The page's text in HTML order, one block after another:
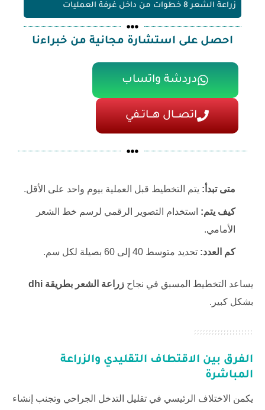
زراعة الشعر 8 خطوات من داخل غرفة العمليات
احصل على استشارة مجانية من خبراءنا
دردشة واتساب
اتصـــال هـــاتــفي
متى تبدأ: يتم التخطيط قبل العملية بيوم واحد على الأقل.
كيف يتم: استخدام التصوير الرقمي لرسم خط الشعر
الأمامي.
كم العدد: تحديد متوسط 40 إلى 60 بصيلة لكل سم.
يساعد التخطيط المسبق في نجاح زراعة الشعر بطريقة dhi
بشكل كبير.
الفرق بين الاقتطاف التقليدي والزراعة
المباشرة
يكمن الاختلاف الرئيسي في تقليل التدخل الجراحي وتجنب إنشاء